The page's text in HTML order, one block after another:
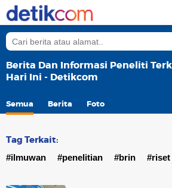
Berita Dan Informasi Peneliti
Hari Ini - Detikcom
Semua Berita Foto
Tag Terkait:
#ilmuwan #penelitian #brin #riset